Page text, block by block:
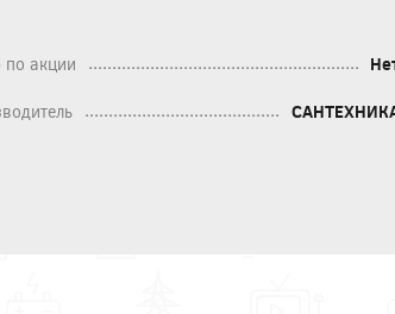
по акции